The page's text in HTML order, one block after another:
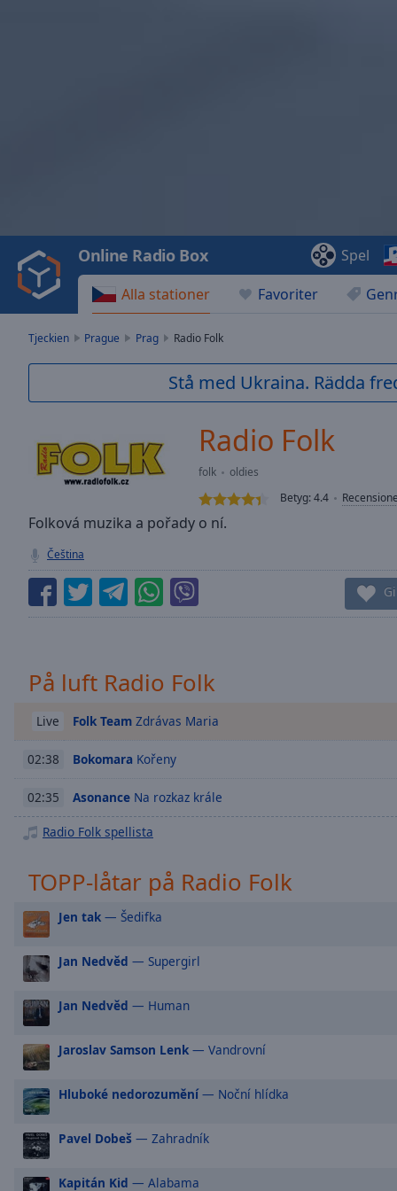
Video
Play
Backward
Skip
Current
Loaded:
TypeLIVE
live,
currently
behind
LIVE
Remaining
Playback
Rate
Chapters
Chapters
Descriptions
off,
Subtitles
subtitles
opens
subtitles
settings
dialog
subtitles
off
Audio
Track
Alla stationer Favoriter
Online Radio Box Spel
Tjeckien Prague Prag Radio Folk
Stå med Ukraina. Rädda
Radio Folk
folk
oldies
Betyg:4.4
Folková muzika a pořady o ní.
Čeština
På luft Radio Folk
Live Folk Team Zdrávas Maria
02:38 Bokomara Kořeny
02:35 Asonance Na rozkaz krále
Radio Folk spellista
TOPP-låtar på Radio Folk
Jen tak — Šedifka
Jan Nedvěd — Supergirl
Jan Nedvěd — Human
Jaroslav Samson Lenk — Vandrovní
Hluboké nedorozumění— Noční hlídka
Pavel Dobeš — Zahradník
Kapitán Kid — Alabama